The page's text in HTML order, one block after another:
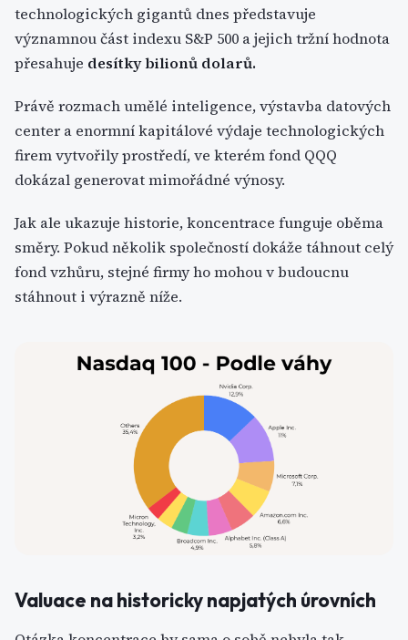
technologických gigantů dnes představuje
významnou část indexu S&P 500 a jejich tržní hodnota
přesahuje desítky bilionů dolarů.
Právě rozmach umělé inteligence, výstavba datových
center a enormní kapitálové výdaje technologických
firem vytvořily prostředí, ve kterém fond QQQ
dokázal generovat mimořádné výnosy.
Jak ale ukazuje historie, koncentrace funguje oběma
směry. Pokud několik společností dokáže táhnout celý
fond vzhůru, stejné firmy ho mohou v budoucnu
stáhnout i výrazně níže.
Valuace na historicky napjatých úrovních